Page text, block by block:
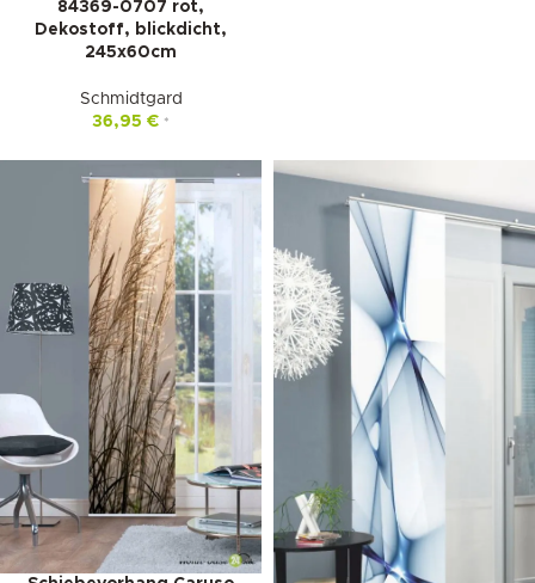
84369-0707 rot,
Dekostoff, blickdicht,
245x60cm
Schmidtgard
36,95 € *